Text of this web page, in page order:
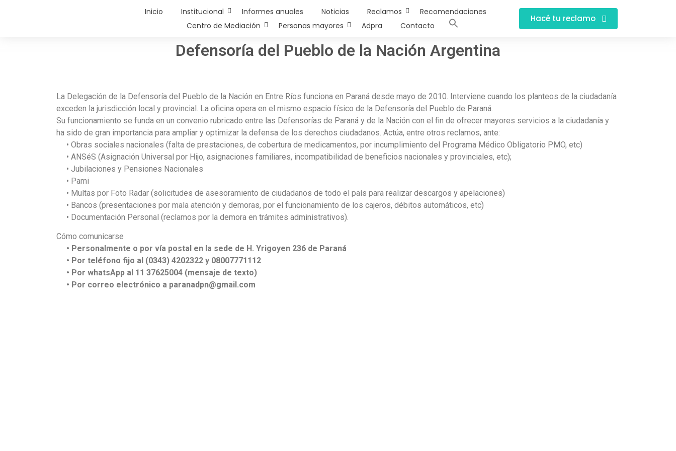
Inicio Institucional Informes anuales Noticias Reclamos
Recomendaciones
Centro de Mediación
Personas mayores Adpra Contacto
Hacé tu reclamo
Defensoría del Pueblo de la Nación Argentina
La Delegación de la Defensoría del Pueblo de la Nación en Entre Ríos funciona en Paraná desde mayo de 2010. Interviene cuando los planteos de la ciudadanía
exceden la jurisdicción local y provincial. La oficina opera en el mismo espacio físico de la Defensoría del Pueblo de Paraná.
Su funcionamiento se funda en un convenio rubricado entre las Defensorías de Paraná y de la Nación con el fin de ofrecer mayores servicios a la ciudadanía y
ha sido de gran importancia para ampliar y optimizar la defensa de los derechos ciudadanos. Actúa, entre otros reclamos, ante:
• Obras sociales nacionales (falta de prestaciones, de cobertura de medicamentos, por incumplimiento del Programa Médico Obligatorio PMO, etc)
• ANSéS (Asignación Universal por Hijo, asignaciones familiares, incompatibilidad de beneficios nacionales y provinciales, etc);
• Jubilaciones y Pensiones Nacionales
• Pami
• Multas por Foto Radar (solicitudes de asesoramiento de ciudadanos de todo el país para realizar descargos y apelaciones)
• Bancos (presentaciones por mala atención y demoras, por el funcionamiento de los cajeros, débitos automáticos, etc)
• Documentación Personal (reclamos por la demora en trámites administrativos).
Cómo comunicarse
• Personalmente o por vía postal en la sede de H. Yrigoyen 236 de Paraná
• Por teléfono fijo al (0343) 4202322 y 08007771112
• Por whatsApp al 11 37625004 (mensaje de texto)
• Por correo electrónico a paranadpn@gmail.com